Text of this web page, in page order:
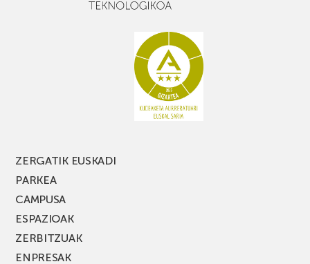
ZERGATIK EUSKADI
PARKEA
CAMPUSA
ESPAZIOAK
ZERBITZUAK
ENPRESAK